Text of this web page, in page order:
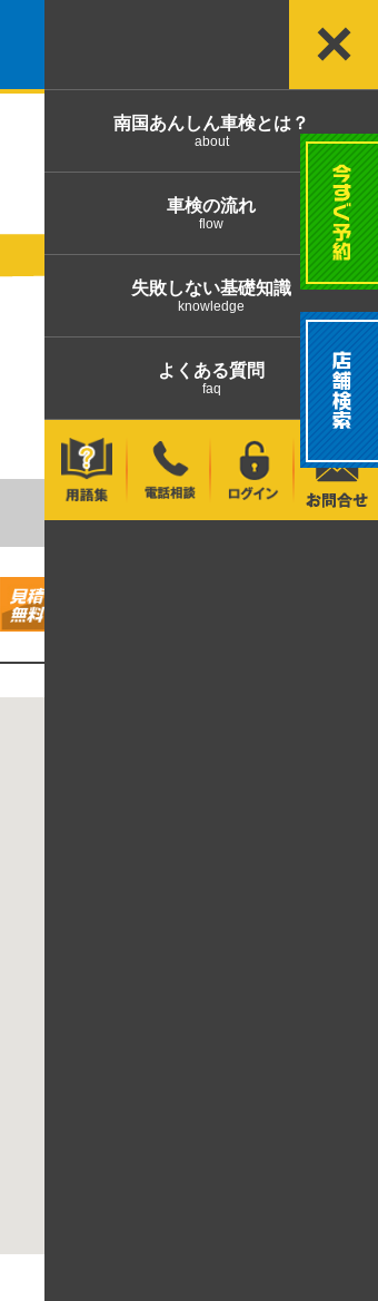
南国あんしん車検とは？
about
車検の流れ
flow
失敗しない基礎知識
knowledge
よくある質問
faq
×